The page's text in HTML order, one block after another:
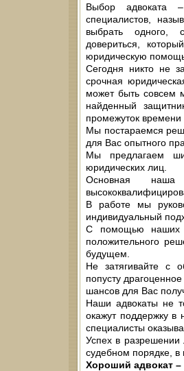
Выбор адвоката
специалистов,
выбрать одного,
довериться,
юридическую
Сегодня никто не
срочная
может быть совсем
найденный
промежуток
Мы постараемся
для Вас опытного
Мы предлагаем
юридических лиц.
Основная
В работе мы
индивидуальный
С помощью наших
положительного
будущем.
Не затягивайте с
попусту
шансов для Вас
Наши адвокаты не
окажут поддержку
специалисты
Успех в
судебном порядке, в
Хороший адвокат